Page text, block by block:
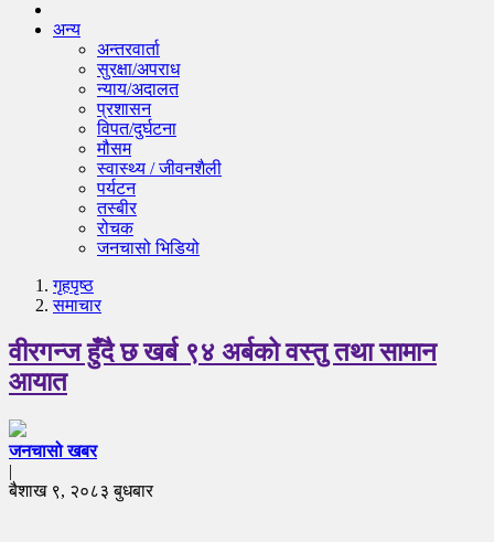
अन्य
अन्तरवार्ता
सुरक्षा/अपराध
न्याय/अदालत
प्रशासन
विपत/दुर्घटना
मौसम
स्वास्थ्य / जीवनशैली
पर्यटन
तस्बीर
रोचक
जनचासो भिडियो
गृहपृष्‍ठ
समाचार
वीरगन्ज हुँदै छ खर्ब ९४ अर्बको वस्तु तथा सामान
आयात
जनचासो खबर
|
बैशाख ९, २०८३ बुधबार